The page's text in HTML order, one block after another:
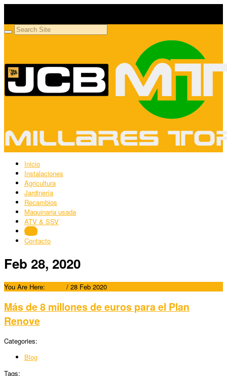
Inicio
Instalaciones
Agricultura
Jardinería
Recambios
Maquinaria usada
ATV & SSV
Blog
Contacto
Feb 28, 2020
You Are Here: / 28 Feb 2020
Más de 8 millones de euros para el Plan
Renove
Categories:
Blog
Tags: